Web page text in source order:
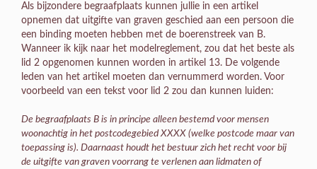
Als bijzondere begraafplaats kunnen jullie in een artikel
opnemen dat uitgifte van graven geschied aan een persoon die
een binding moeten hebben met de boerenstreek van B.
Wanneer ik kijk naar het modelreglement, zou dat het beste als
lid 2 opgenomen kunnen worden in artikel 13. De volgende
leden van het artikel moeten dan vernummerd worden. Voor
voorbeeld van een tekst voor lid 2 zou dan kunnen luiden:
De begraafplaats B is in principe alleen bestemd voor mensen
woonachtig in het postcodegebied XXXX (welke postcode maar van
toepassing is). Daarnaast houdt het bestuur zich het recht voor bij
de uitgifte van graven voorrang te verlenen aan lidmaten of